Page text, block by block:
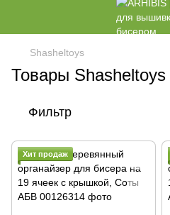
Shasheltoys
Товары Shasheltoys
Фильтр
Хит продаж